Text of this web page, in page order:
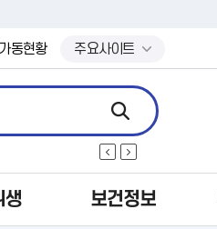
동현황 주요사이트
생 보건정보